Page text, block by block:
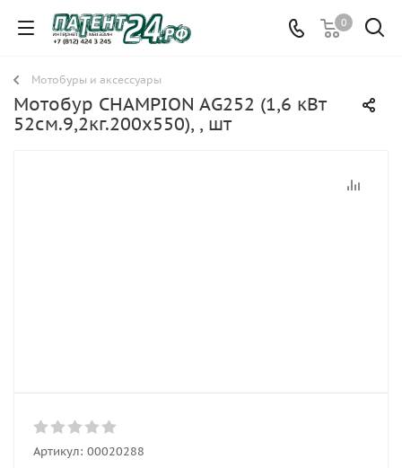
0
Мотобуры и аксессуары
Мотобур CHAMPION AG252 (1,6 кВт
52см.9,2кг.200х550), , шт
Артикул: 00020288